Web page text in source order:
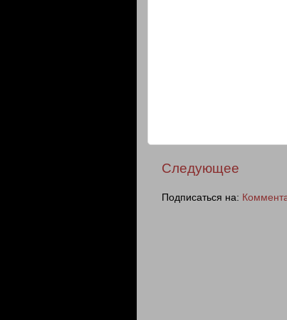
Следующее
Подписаться на: